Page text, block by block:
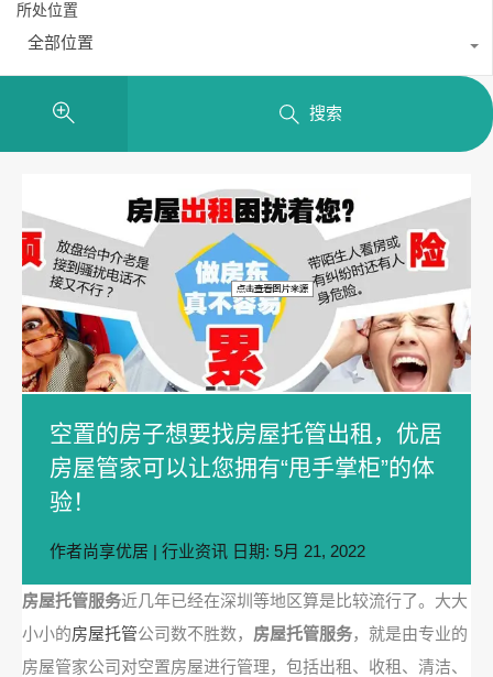
所处位置
全部位置
搜索
空置的房子想要找房屋托管出租，优居
房屋管家可以让您拥有“甩手掌柜”的体
验！
作者尚享优居 | 行业资讯 日期: 5月 21, 2022
房屋托管服务近几年已经在深圳等地区算是比较流行了。大大
小小的房屋托管公司数不胜数， 房屋托管服务，就是由专业的
房屋管家公司对空置房屋进行管理，包括出租、收租、清洁、